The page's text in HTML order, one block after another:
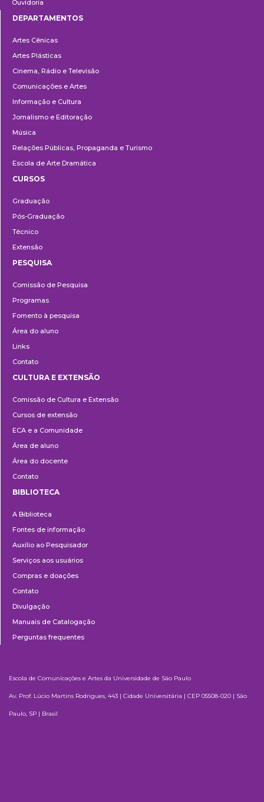
Ouvidoria
DEPARTAMENTOS
Artes Cênicas
Artes Plásticas
Cinema, Rádio e Televisão
Comunicações e Artes
Informação e Cultura
Jornalismo e Editoração
Música
Relações Públicas, Propaganda e Turismo
Escola de Arte Dramática
CURSOS
Graduação
Pós-Graduação
Técnico
Extensão
PESQUISA
Comissão de Pesquisa
Programas
Fomento à pesquisa
Área do aluno
Links
Contato
e
Extensão
CULTURA E EXTENSÃO
Comissão de Cultura e Extensão
Cursos de extensão
ECA e a Comunidade
Área de aluno
Área do docente
Contato
BIBLIOTECA
A Biblioteca
Fontes de informação
Auxílio ao Pesquisador
Serviços aos usuários
Compras e doações
Contato
Divulgação
Manuais de Catalogação
Perguntas frequentes
Escola de Comunicações e Artes da Universidade de São Paulo
Av. Prof. Lúcio Martins Rodrigues, 443 | Cidade Universitária | CEP 05508-020 | São
Paulo, SP | Brasil